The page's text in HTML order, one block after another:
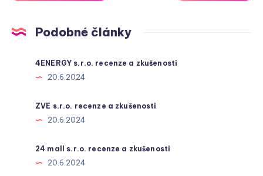
Podobné články
4ENERGY s.r.o. recenze a zkušenosti
20.6.2024
ZVE s.r.o. recenze a zkušenosti
20.6.2024
24 mall s.r.o. recenze a zkušenosti
20.6.2024